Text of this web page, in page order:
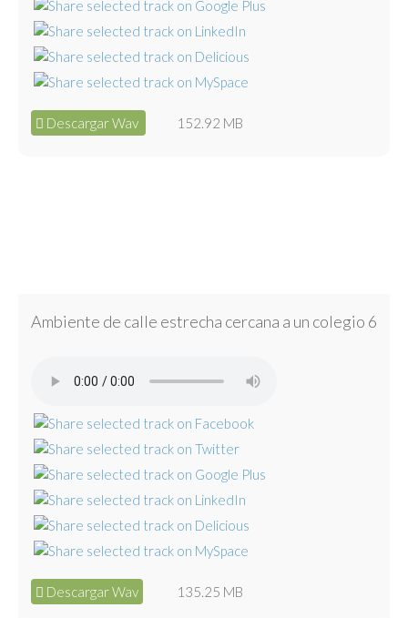
Descargar Wav 152.92 MB
Ambiente de calle estrecha cercana a un colegio 6
Descargar Wav 135.25 MB